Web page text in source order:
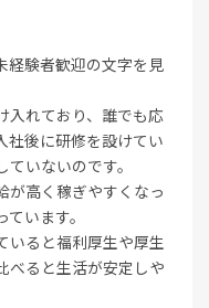
経験者歓迎の文字を見
入れており、誰でも応
社後に研修を設けてい
いないのです。
が高く稼ぎやすくなっ
います。
いると福利厚生や厚生
べると生活が安定しや